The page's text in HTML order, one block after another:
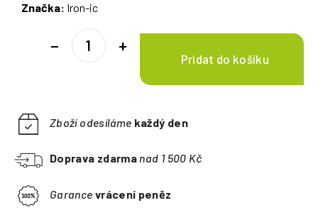
Značka: Iron-ic
+
−
Zboží odesíláme každý den
Doprava zdarma nad 1 500 Kč
Garance vrácení peněz